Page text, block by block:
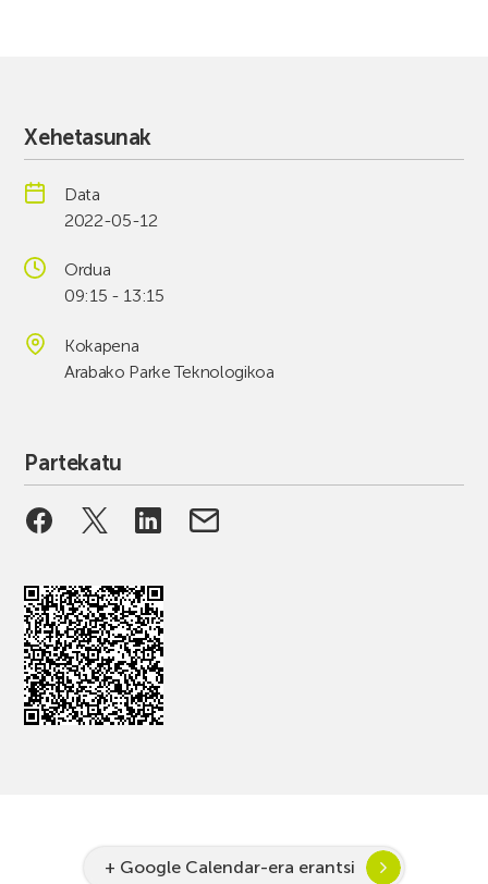
Xehetasunak
Data
2022-05-12
Ordua
09:15 - 13:15
Kokapena
Arabako Parke Teknologikoa
Partekatu
+ Google Calendar-era erantsi